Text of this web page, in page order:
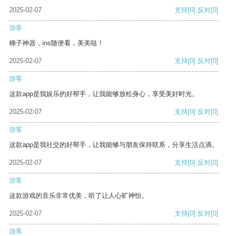
2025-02-07 支持[0] 反对[0]
游客
梯子神器，ins随便看，美美哒！
2025-02-07 支持[0] 反对[0]
游客
这款app是我娱乐的好帮手，让我能够放松身心，享受美好时光。
2025-02-07 支持[0] 反对[0]
游客
这款app是我社交的好帮手，让我能够与朋友保持联系，分享生活点滴。
2025-02-07 支持[0] 反对[0]
游客
这款游戏的音乐非常优美，听了让人心旷神怡。
2025-02-07 支持[0] 反对[0]
游客